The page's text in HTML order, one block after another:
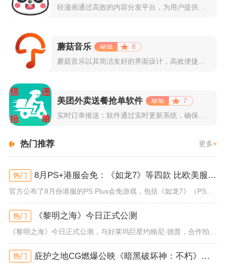
轻漫画通过高效的内容分发平台，为用户提供高清、全彩的漫画阅读...
蘑菇音乐
8
美团外卖送餐抢单软件
7
热门推荐 更多+
热门 8月PS+港服会免：《如龙7》等四款 比欧美服多一款
官方公布了8月份港服的PS Plus会免游戏，包括《如龙7》（PS4/PS5）、《小小梦魇》（PS4）、《托尼霍克职业滑...
热门 《黎明之海》今日正式公测
热门 庇护之地CG燃爆公映《暗黑破坏神：不朽》今日全平台上线